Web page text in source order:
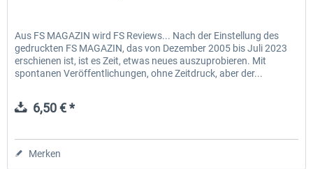
Aus FS MAGAZIN wird FS Reviews... Nach der Einstellung des
gedruckten FS MAGAZIN, das von Dezember 2005 bis Juli 2023
erschienen ist, ist es Zeit, etwas neues auszuprobieren. Mit
spontanen Veröffentlichungen, ohne Zeitdruck, aber der...
6,50 € *
Merken